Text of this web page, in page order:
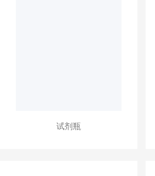
试剂瓶